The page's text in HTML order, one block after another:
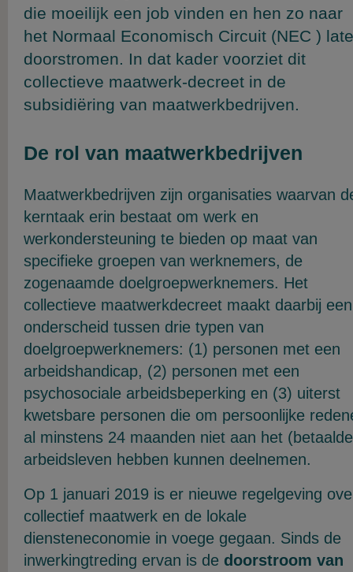
die moeilijk een job vinden en hen zo naar
het Normaal Economisch Circuit (NEC )
doorstromen. In dat kader voorziet dit
collectieve maatwerk-decreet in de
subsidiëring van maatwerkbedrijven.
De rol van maatwerkbedrijven
Maatwerkbedrijven zijn organisaties waarvan
kerntaak erin bestaat om werk en
werkondersteuning te bieden op maat van
specifieke groepen van werknemers, de
zogenaamde doelgroepwerknemers. Het
collectieve maatwerkdecreet maakt daarbij een
onderscheid tussen drie typen van
doelgroepwerknemers: (1) personen met een
arbeidshandicap, (2) personen met een
psychosociale arbeidsbeperking en (3) uiterst
kwetsbare personen die om persoonlijke
al minstens 24 maanden niet aan het
arbeidsleven hebben kunnen deelnemen.
Op 1 januari 2019 is er nieuwe regelgeving
collectief maatwerk en de lokale
diensteneconomie in voege gegaan. Sinds de
inwerkingtreding ervan is de doorstroom van